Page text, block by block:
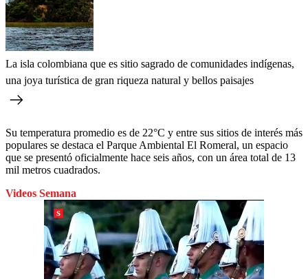
La isla colombiana que es sitio sagrado de comunidades indígenas,
una joya turística de gran riqueza natural y bellos paisajes
Su temperatura promedio es de 22°C y entre sus sitios de interés más
populares se destaca el Parque Ambiental El Romeral, un espacio
que se presentó oficialmente hace seis años, con un área total de 13
mil metros cuadrados.
Videos Semana